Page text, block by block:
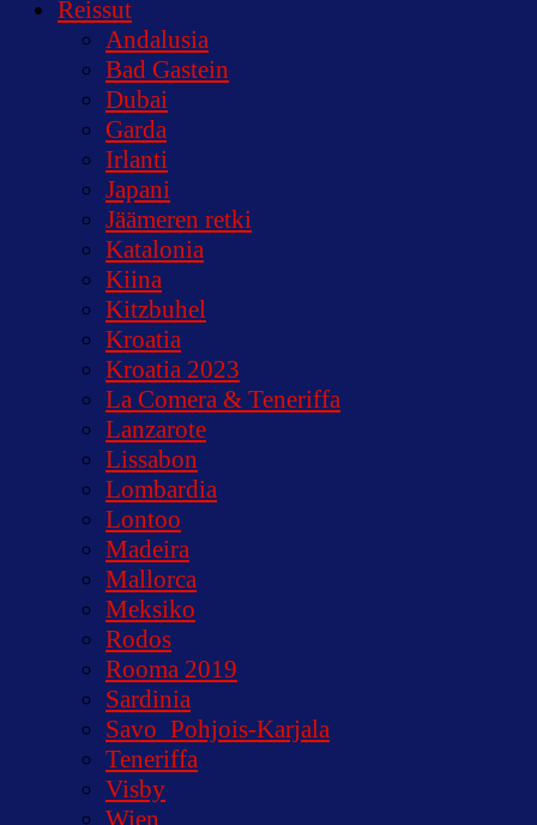
Reissut
Andalusia
Bad Gastein
Dubai
Garda
Irlanti
Japani
Jäämeren retki
Katalonia
Kiina
Kitzbuhel
Kroatia
Kroatia 2023
La Comera & Teneriffa
Lanzarote
Lissabon
Lombardia
Lontoo
Madeira
Mallorca
Meksiko
Rodos
Rooma 2019
Sardinia
Savo_Pohjois-Karjala
Teneriffa
Visby
Wien